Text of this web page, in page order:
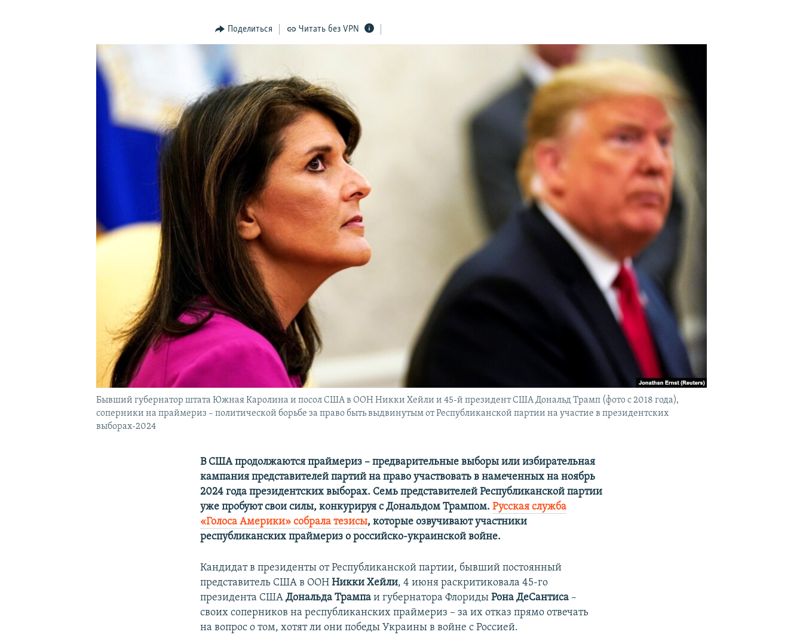
УКРАИНСКАЯ ПРОБЛЕМА КРЫМА
Поделиться Читать без VPN
Бывший губернатор штата Южная Каролина и посол США в ООН Никки Хейли и 45-й президент США Дональд Трамп (фото с 2018 года),
соперники на праймериз – политической борьбе за право быть выдвинутым от Республиканской партии на участие в президентских
выборах-2024
В США продолжаются праймериз – предварительные выборы или избирательная
кампания представителей партий на право участвовать в намеченных на ноябрь
2024 года президентских выборах. Семь представителей Республиканской партии
уже пробуют свои силы, конкурируя с Дональдом Трампом.Русская служба
«Голоса Америки» собрала тезисы, которые озвучивают участники
республиканских праймериз о российско-украинской войне.
Кандидат в президенты от Республиканской партии, бывший постоянный
представитель США в ООННикки Хейли, 4 июня раскритиковала 45-го
президента СШАДональда Трампа и губернатора ФлоридыРона ДеСантиса –
своих соперников на республиканских праймериз – за их отказ прямо отвечать
на вопрос о том, хотят ли они победы Украины в войне с Россией.